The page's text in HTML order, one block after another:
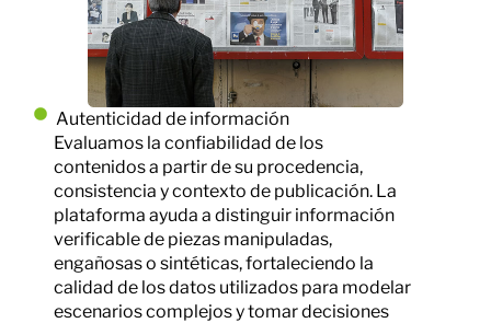
Autenticidad de información
Evaluamos la confiabilidad de los
contenidos a partir de su procedencia,
consistencia y contexto de publicación. La
plataforma ayuda a distinguir información
verificable de piezas manipuladas,
engañosas o sintéticas, fortaleciendo la
calidad de los datos utilizados para modelar
escenarios complejos y tomar decisiones